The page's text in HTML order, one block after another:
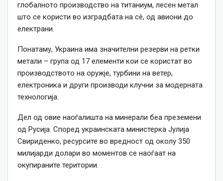
глобалното производство на титаниум, лесен метал
што се користи во изградбата на сè, од авиони до
електрани.
Понатаму, Украина има значителни резерви на ретки
метали – група од 17 елементи кои се користат во
производството на оружје, турбини на ветер,
електроника и други производи клучни за модерната
технологија.
Дел од овие наоѓалишта на минерали беа преземени
од Русија. Според украинската министерка Јулија
Свириденко, ресурсите во вредност од околу 350
милијарди долари во моментов се наоѓаат на
окупираните територии.